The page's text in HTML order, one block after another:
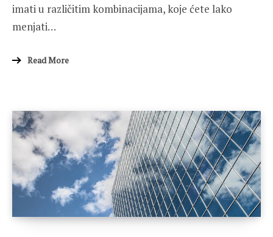
imati u različitim kombinacijama, koje ćete lako
menjati…
Read More